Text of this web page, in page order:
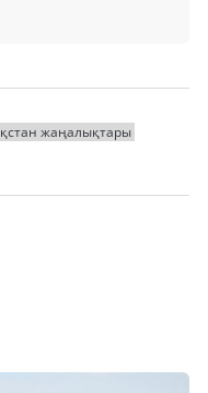
жаңалықтары